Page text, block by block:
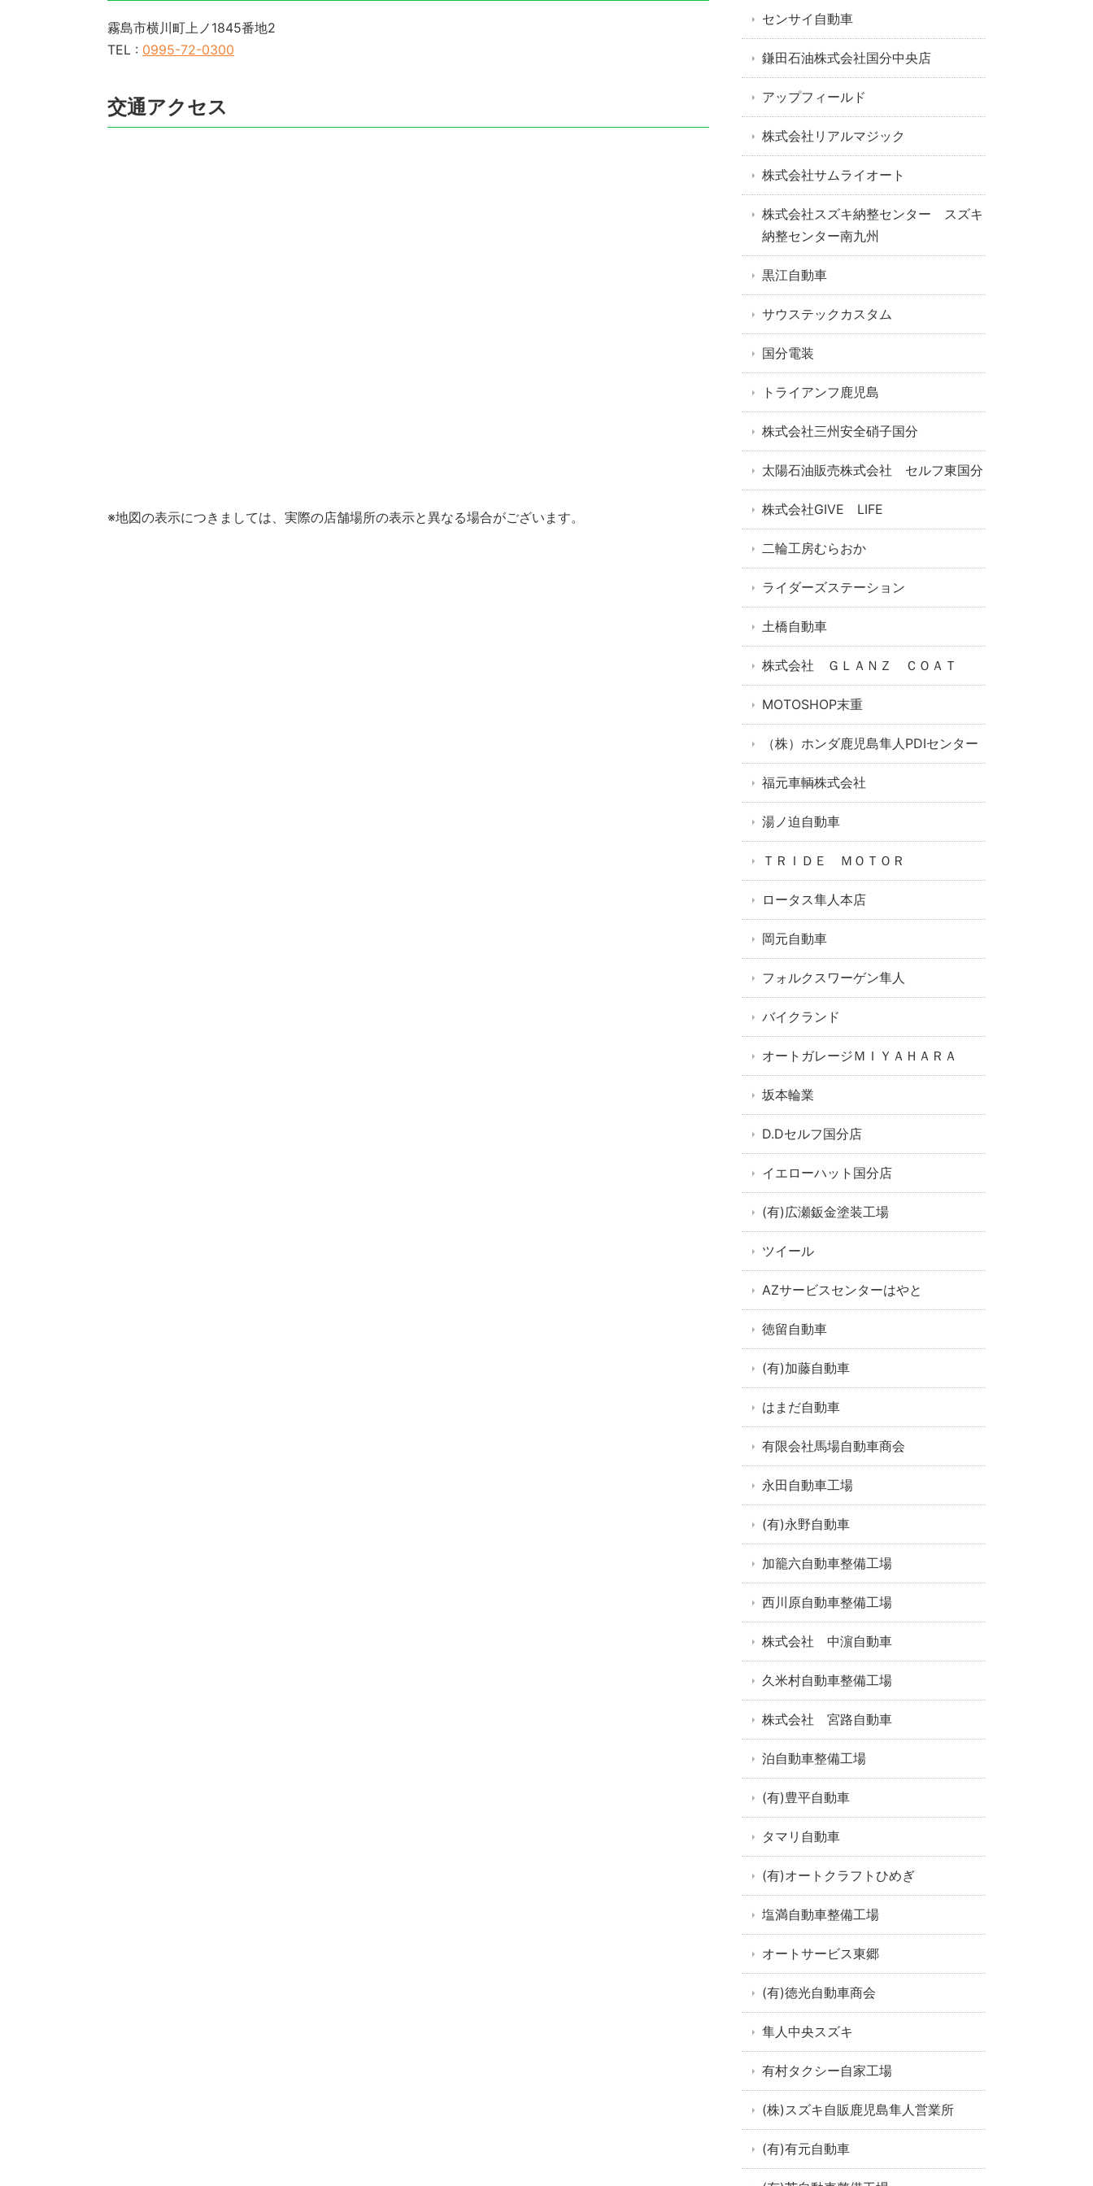
霧島市横川町上ノ1845番地2
TEL : 0995-72-0300
交通アクセス
※地図の表示につきましては、実際の店舗場所の表示と異なる場合がございます。
センサイ自動車
鎌田石油株式会社国分中央店
アップフィールド
株式会社リアルマジック
株式会社サムライオート
株式会社スズキ納整センター スズキ
納整センター南九州
黒江自動車
サウステックカスタム
国分電装
トライアンフ鹿児島
株式会社三州安全硝子国分
太陽石油販売株式会社 セルフ東国分
株式会社GIVE LIFE
二輪工房むらおか
ライダーズステーション
土橋自動車
株式会社 ＧＬＡＮＺ ＣＯＡＴ
MOTOSHOP末重
（株）ホンダ鹿児島隼人PDIセンター
福元車輌株式会社
湯ノ迫自動車
ＴＲＩＤＥ ＭＯＴＯＲ
ロータス隼人本店
岡元自動車
フォルクスワーゲン隼人
バイクランド
オートガレージＭＩＹＡＨＡＲＡ
坂本輪業
D.Dセルフ国分店
イエローハット国分店
(有)広瀬鈑金塗装工場
ツイール
AZサービスセンターはやと
徳留自動車
(有)加藤自動車
はまだ自動車
有限会社馬場自動車商会
永田自動車工場
(有)永野自動車
加籠六自動車整備工場
西川原自動車整備工場
株式会社 中濵自動車
久米村自動車整備工場
株式会社 宮路自動車
泊自動車整備工場
(有)豊平自動車
タマリ自動車
(有)オートクラフトひめぎ
塩満自動車整備工場
オートサービス東郷
(有)徳光自動車商会
隼人中央スズキ
有村タクシー自家工場
(株)スズキ自販鹿児島隼人営業所
(有)有元自動車